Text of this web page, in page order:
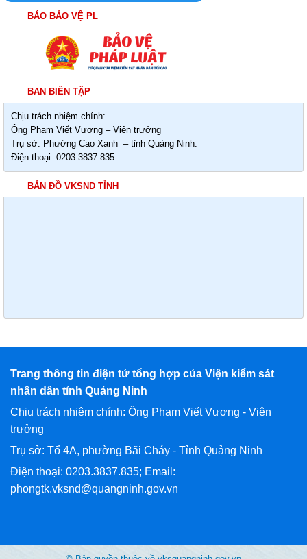
BÁO BẢO VỆ PL
BAN BIÊN TẬP
Chịu trách nhiệm chính:
Ông Phạm Viết Vượng – Viện trưởng
Trụ sở: Phường Cao Xanh – tỉnh Quảng Ninh.
Điện thoại: 0203.3837.835
BẢN ĐỒ VKSND TỈNH
Trang thông tin điện tử tổng hợp của Viện kiểm sát
nhân dân tỉnh Quảng Ninh
Chịu trách nhiệm chính: Ông Phạm Viết Vượng - Viện
trưởng
Trụ sở: Tổ 4A, phường Bãi Cháy - Tỉnh Quảng Ninh
Điện thoại: 0203.3837.835; Email:
phongtk.vksnd@quangninh.gov.vn